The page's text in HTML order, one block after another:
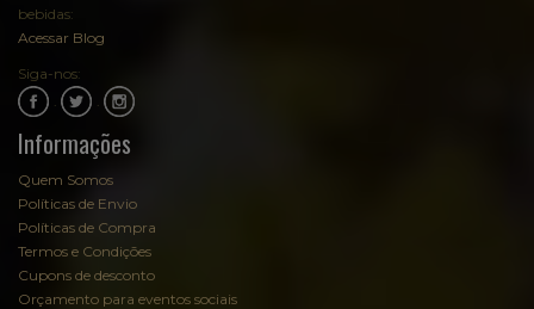
bebidas:
Acessar Blog
Siga-nos:
Informações
Quem Somos
Políticas de Envio
Políticas de Compra
Termos e Condições
Cupons de desconto
Orçamento para eventos sociais